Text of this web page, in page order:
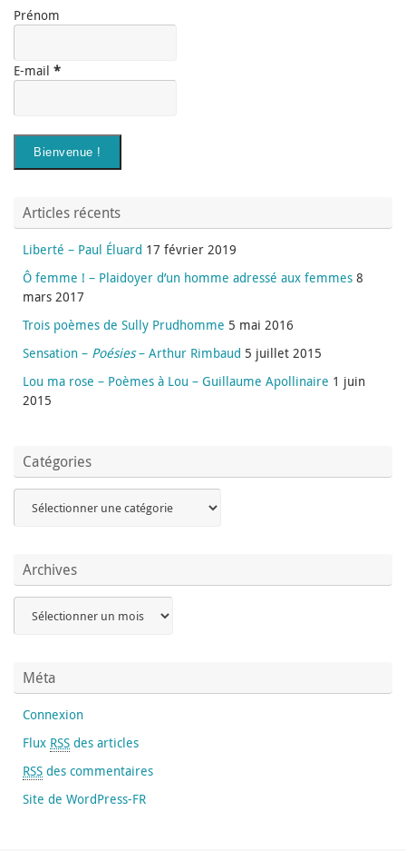
Prénom
E-mail *
Articles récents
Liberté – Paul Éluard 17 février 2019
Ô femme ! – Plaidoyer d’un homme adressé aux femmes 8
mars 2017
Trois poèmes de Sully Prudhomme 5 mai 2016
Sensation – Poésies– Arthur Rimbaud 5 juillet 2015
Lou ma rose – Poèmes à Lou – Guillaume Apollinaire 1 juin
2015
Catégories
Archives
Méta
Connexion
Flux RSS des articles
RSS des commentaires
Site de WordPress-FR